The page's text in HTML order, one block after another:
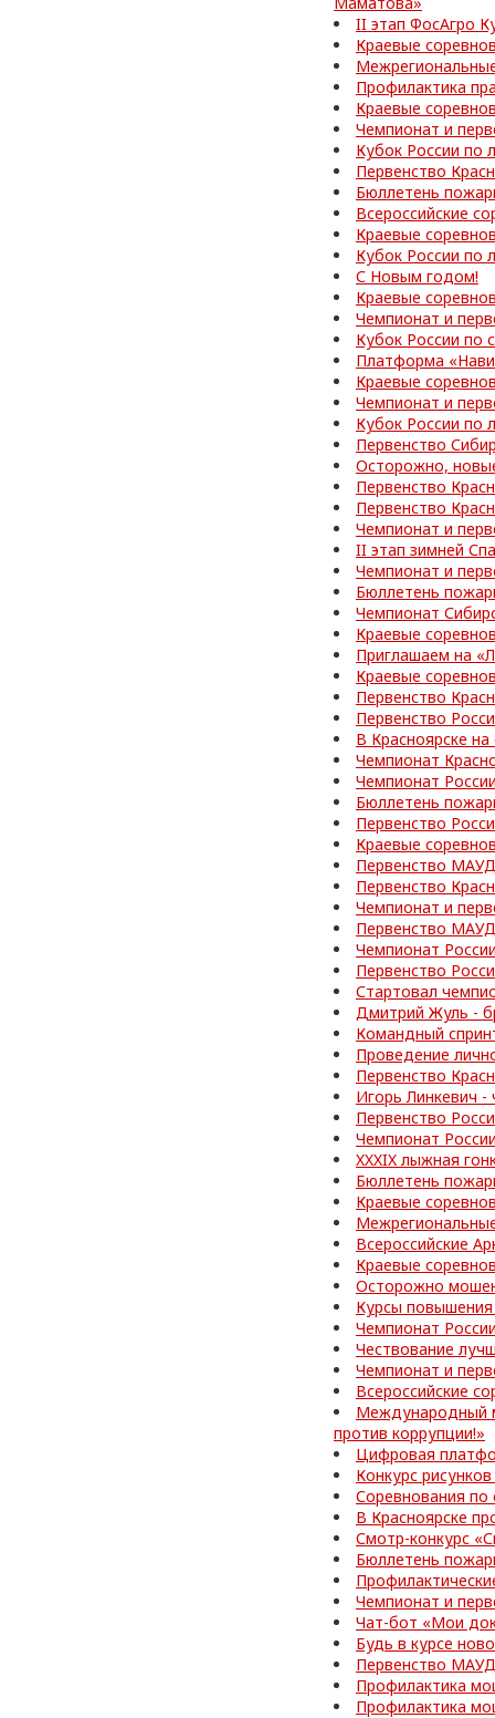
II этап ФосАгро
Краевые
Профилактика
Краевые
Чемпионат и
Кубок России по
Первенство
Бюллетень
Всероссийские
Краевые
Кубок России по
С Новым годом!
Краевые
Чемпионат и
Кубок России по
Платформа
Краевые
Чемпионат и
Кубок России по
Первенство
Осторожно,
Первенство
Первенство
Чемпионат и
II этап зимней
Чемпионат и
Бюллетень
Чемпионат
Краевые
Приглашаем на
Краевые
Первенство
Первенство
В Красноярске
Чемпионат
Чемпионат
Бюллетень
Первенство
Краевые
Первенство
Первенство
Чемпионат и
Первенство
Чемпионат
Первенство
Стартовал
Дмитрий Жуль -
Командный
Проведение
Первенство
Игорь Линкевич
Первенство
Чемпионат
XXXIX лыжная
Бюллетень
Краевые
Всероссийские
Краевые
Осторожно
Курсы
Чемпионат
Чествование
Чемпионат и
Всероссийские
Международный
против коррупции!»
Цифровая
Конкурс
Соревнования по
В Красноярске
Смотр-конкурс
Бюллетень
Чемпионат и
Чат-бот «Мои
Будь в курсе
Первенство
Профилактика
Профилактика